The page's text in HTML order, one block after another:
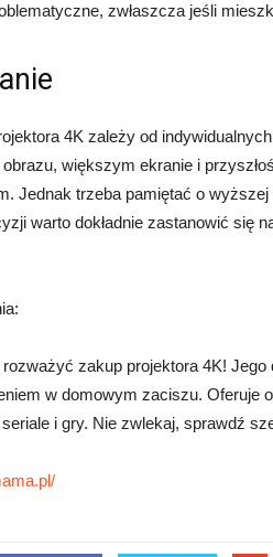
zwłaszcza jeśli
4K zależy od
większym ekranie i
Jednak trzeba pamiętać o
warto dokładnie zastanowić się
zakup projektora 4K!
w domowym zaciszu. Oferuje
i gry. Nie zwlekaj, sprawdź